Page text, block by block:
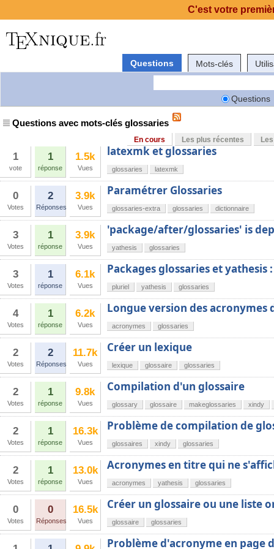
Questions Mots-clés
Questions
Questions avec mots-clés glossaries
En cours Les plus récentes
1
vote
1
réponse
1.5k
Vues
latexmk et glossaries
glossaries latexmk
0
Votes
2
Réponses
3.9k
Vues
Paramétrer Glossaries
glossaries-extra glossaries dictionnaire
3
Votes
1
réponse
3.9k
Vues
'package/after/glossaries' is
yathesis glossaries
3
Votes
1
réponse
6.1k
Vues
Packages glossaries et
pluriel yathesis glossaries
4
Votes
1
réponse
6.2k
Vues
Longue version des acronymes
acronymes glossaries
2
Votes
2
Réponses
11.7k
Vues
Créer un lexique
lexique glossaire glossaries
2
Votes
1
réponse
9.8k
Vues
Compilation d'un glossaire
glossary glossaire makeglossaries xindy
2
Votes
1
réponse
16.3k
Vues
Problème de compilation de
glossaires xindy glossaries
2
Votes
1
réponse
13.0k
Vues
Acronymes en titre qui ne
acronymes yathesis glossaries
0
Votes
0
Réponses
16.5k
Vues
Créer un glossaire ou une liste
glossaire glossaries
Problème d'acronyme en page
C'est votre